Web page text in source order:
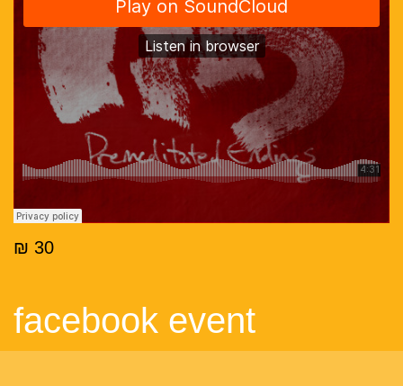
30 ₪
facebook event